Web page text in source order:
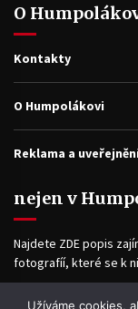
O
Kontakty
O Humpolákovi
Reklama a
nejen v
Najdete ZDE popis
fotografíí, které se k
Užíváme cookies,